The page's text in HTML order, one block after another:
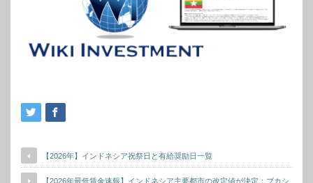
【2026年】インドネシア祝祭日と有給奨励日一覧
【2026年最低賃金速報】インドネシア主要都市の改定値が決定：ブカシ